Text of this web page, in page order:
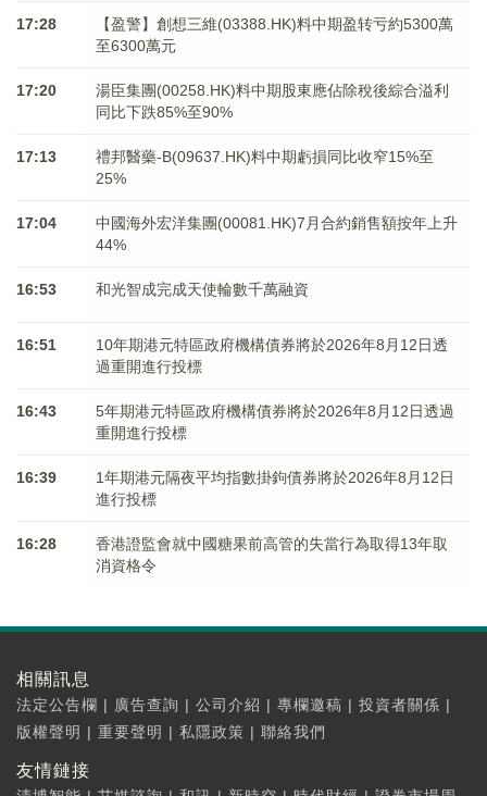
17:28
【盈警】創想三維(03388.HK)料中期盈转亏約5300萬
至6300萬元
17:20
湯臣集團(00258.HK)料中期股東應佔除稅後綜合溢利
同比下跌85%至90%
17:13
禮邦醫藥-B(09637.HK)料中期虧損同比收窄15%至
25%
17:04
中國海外宏洋集團(00081.HK)7月合約銷售額按年上升
44%
16:53 和光智成完成天使輪數千萬融資
16:51
10年期港元特區政府機構債券將於2026年8月12日透
過重開進行投標
16:43
5年期港元特區政府機構債券將於2026年8月12日透過
重開進行投標
16:39
1年期港元隔夜平均指數掛鉤債券將於2026年8月12日
進行投標
16:28
香港證監會就中國糖果前高管的失當行為取得13年取
消資格令
相關訊息
法定公告欄 | 廣告查詢 | 公司介紹 | 專欄邀稿 | 投資者關係 |
版權聲明 | 重要聲明 | 私隱政策 | 聯絡我們
友情鏈接